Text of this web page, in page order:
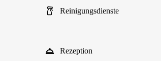
Reinigungsdienste
Rezeption